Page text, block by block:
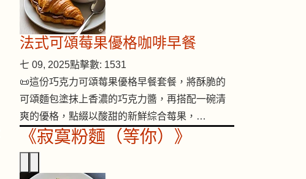
法式可頌莓果優格咖啡早餐
七 09, 2025點擊數: 1531
📜這份巧克力可頌莓果優格早餐套餐，將酥脆的
可頌麵包塗抹上香濃的巧克力醬，再搭配一碗清
爽的優格，點綴以酸甜的新鮮綜合莓果，…
《寂寞粉麵（等你）》